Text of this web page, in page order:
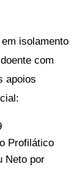
isolamento
com
apoios
Profilático
Neto por